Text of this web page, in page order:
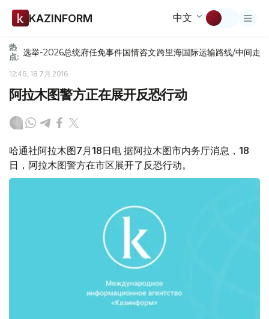
KAZINFORM 中文
热
点: 选举-2026总统府任免事件国情咨文跨里海国际运输路线/中间走廊
12:46, 18 7月 2016
阿拉木图警方正在展开反恐行动
哈通社阿拉木图7月18日电 据阿拉木图市内务厅消息，18
日，阿拉木图警方在市区展开了反恐行动。